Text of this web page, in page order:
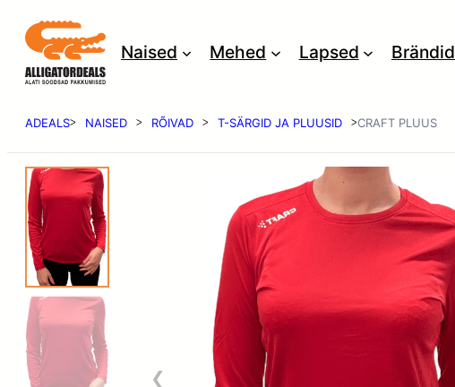
Naised Mehed Lapsed Brändid
ADEALSᐳ NAISED ᐳ RÕIVAD ᐳ T-SÄRGID JA PLUUSID ᐳCRAFT PLUUS